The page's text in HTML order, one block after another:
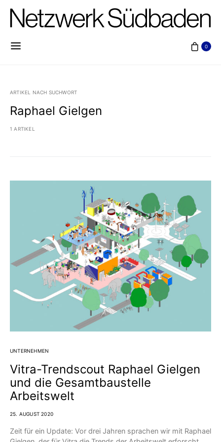
0
ARTIKEL NACH SUCHWORT
Raphael Gielgen
1 ARTIKEL
UNTERNEHMEN
Vitra-Trendscout Raphael Gielgen
und die Gesamtbaustelle
Arbeitswelt
25. AUGUST 2020
Zeit für ein Update: Vor drei Jahren sprachen wir mit Raphael